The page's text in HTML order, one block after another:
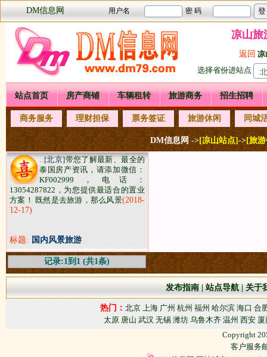
DM信息网
凉山旅
返回 凉
选择省份进站点
站点首页 房产商铺 车辆租转 旅游商务 招生招聘
商务服务 理财担保 票务签证 旅游休闲 同城
DM信息网 ->[凉山站点]->[旅
..[北京]带您了解最新、最全的
泰国房产资讯，请添加微信：
KF002999，电话：
13054287822，为您提供最适合的置业
方案！ 既然是去旅游，那么风景(2018-
12-17)
标题: 国内风景旅游
记录:1到1 (共1条)
发布指南 |站点导航| 关于
热门： 北京 上海 广州 杭州 福州 哈尔滨 海口 合
太原 唐山 武汉 无锡 潍坊 乌鲁木齐 温州 西安 厦
Copyright
客户服务